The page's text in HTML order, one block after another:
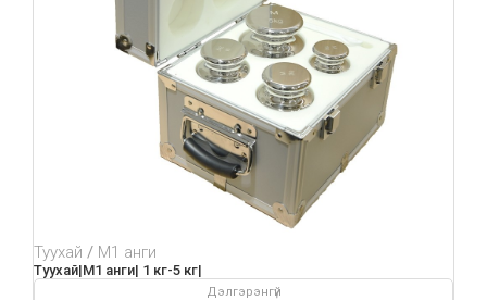
Туухай М1 анги
Туухай|М1 анги| 1 кг-5 кг|
Дэлгэрэнгүй